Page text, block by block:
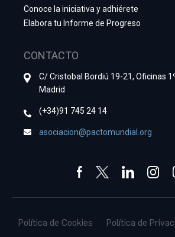
Conoce la iniciativa y adhiérete
Elabora tu Informe de Progreso
CONTACTO
C/ Cristobal Bordiú 19-21, Oficinas
Madrid
(+34)91 745 24 14
asociacion@pactomundial.org
Política de Cookies Política de